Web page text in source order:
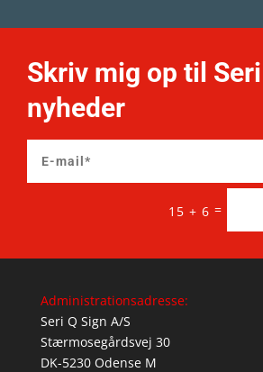
Skriv mig op til
nyheder
15 + 6 =
Administrationsadresse:
Seri Q Sign A/S
Stærmosegårdsvej 30
DK-5230 Odense M